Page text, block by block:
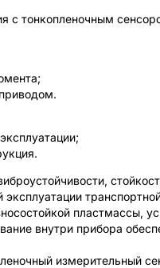
с тонкопленочным
внутри прибора
измерительный